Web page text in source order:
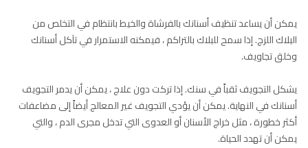
يمكن أن يساعد تنظيف أسنانك بالفرشاة والخيط بانتظام في التخلص من
البلاك اللزج. إذا سمح للبلاك بالتراكم ، فيمكنه الاستمرار في تآكل أسنانك
وخلق تجاويف.
يشكل التجويف ثقباً في سنك. إذا تركت دون علاج ، يمكن أن يدمر التجويف
أسنانك في النهاية. يمكن أن يؤدي التجويف غير المعالج أيضاً إلى مضاعفات
أكثر خطورة ، مثل خراج الأسنان أو العدوى التي تدخل مجرى الدم ، والتي
يمكن أن تهدد الحياة.